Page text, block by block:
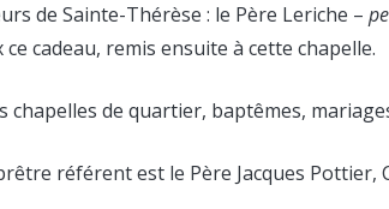
de Sainte-Thérèse : le Père Leriche –
ce cadeau, remis ensuite à cette chapelle.
chapelles de quartier, baptêmes,
référent est le Père Jacques Pottier,